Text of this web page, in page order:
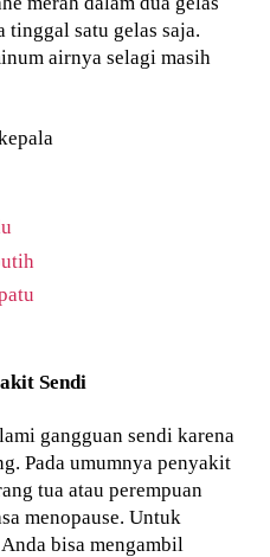
satu gelas saja.
airnya selagi masih
Sendi
gangguan sendi karena
Pada umumnya penyakit
tua atau perempuan
menopause. Untuk
bisa mengambil